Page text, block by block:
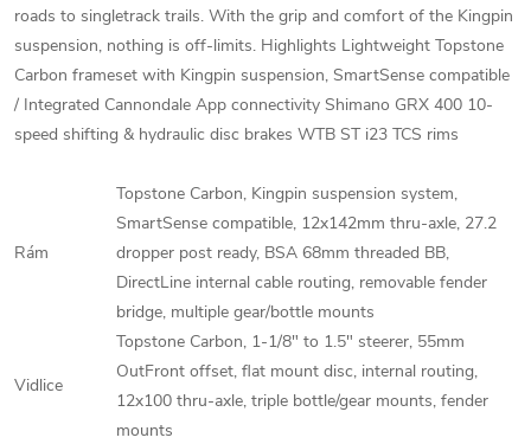
roads to singletrack trails. With the grip and comfort of the Kingpin
suspension, nothing is off-limits. Highlights Lightweight Topstone
Carbon frameset with Kingpin suspension, SmartSense compatible
/ Integrated Cannondale App connectivity Shimano GRX 400 10-
speed shifting & hydraulic disc brakes WTB ST i23 TCS rims
Rám
Topstone Carbon, Kingpin suspension system,
SmartSense compatible, 12x142mm thru-axle, 27.2
dropper post ready, BSA 68mm threaded BB,
DirectLine internal cable routing, removable fender
bridge, multiple gear/bottle mounts
Vidlice
Topstone Carbon, 1-1/8" to 1.5" steerer, 55mm
OutFront offset, flat mount disc, internal routing,
12x100 thru-axle, triple bottle/gear mounts, fender
mounts